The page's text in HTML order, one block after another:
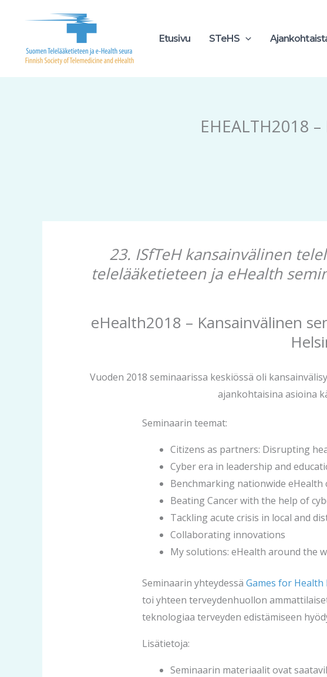
sisältöön
Etusivu STeHS
EHEALTH2018
23. ISfTeH kansainvälinen
telelääketieteen ja eHealth
eHealth2018 – Kansainvälinen
Vuoden 2018 seminaarissa keskiössä oli
ajankohtaisina asioina
Seminaarin teemat:
Citizens as partners: Disrupting
Cyber era in leadership and
Benchmarking nationwide eHealth
Beating Cancer with the help of
Tackling acute crisis in local and
Collaborating innovations
My solutions: eHealth around the
Seminaarin yhteydessä Games for Health
toi yhteen terveydenhuollon
teknologiaa terveyden edistämiseen
Lisätietoja:
Seminaarin materiaalit ovat